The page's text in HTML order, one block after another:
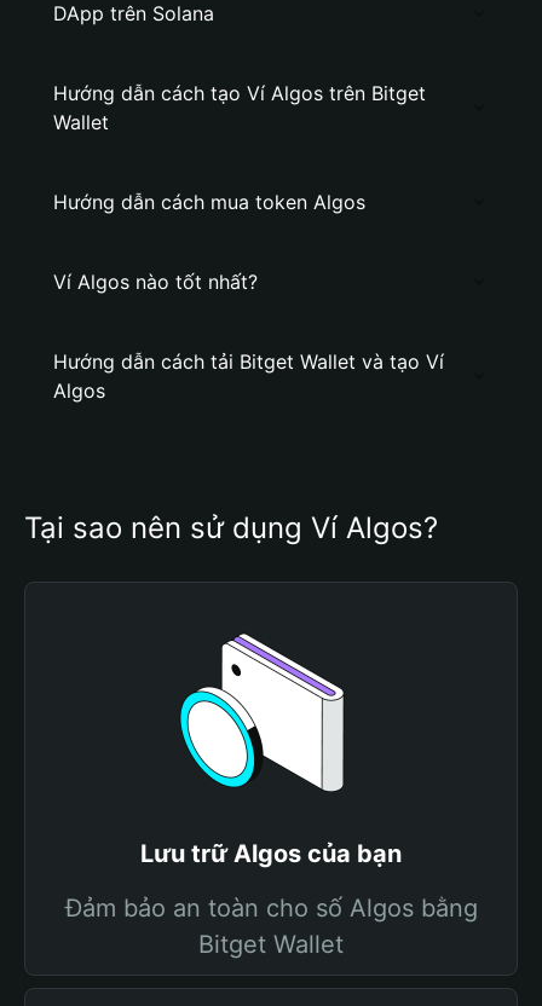
DApp trên Solana
Hướng dẫn cách tạo Ví Algos trên Bitget
Wallet
Hướng dẫn cách mua token Algos
Ví Algos nào tốt nhất?
Hướng dẫn cách tải Bitget Wallet và tạo Ví
Algos
Tại sao nên sử dụng Ví Algos?
Lưu trữ Algos của bạn
Đảm bảo an toàn cho số Algos bằng
Bitget Wallet